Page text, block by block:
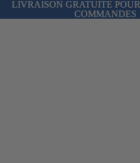
LIVRAISON GRATUITE
COMMANDES
LIVRAISON GRATUITE
COMMANDES